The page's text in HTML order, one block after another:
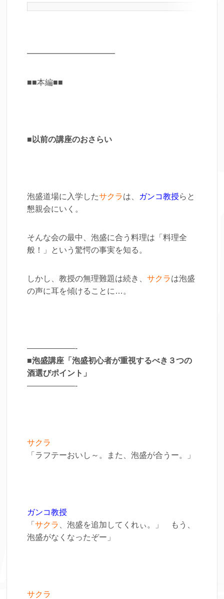
━━━━━━━━━━━
■■本編■■
■以前の講座のおさらい
泡盛道場に入学したサクラは、 ガンコ教授らと
懇親会にいく。
そんな会の最中、泡盛に合う料理は「料理全
般！」という驚愕の事実を知る。
しかし、教授の無理難題は続き、サクラは泡盛
の声に耳を傾けることに…。
——————-
■泡盛講座「泡盛初心者が重視するべき３つの
酒選びポイント」
——————-
サクラ
「ラフテーおいし～。また、泡盛が合うー。」
ガンコ教授
「サクラ
、泡盛を追加してくれぃ。」 もう、
泡盛がなくなったぞー」
サクラ